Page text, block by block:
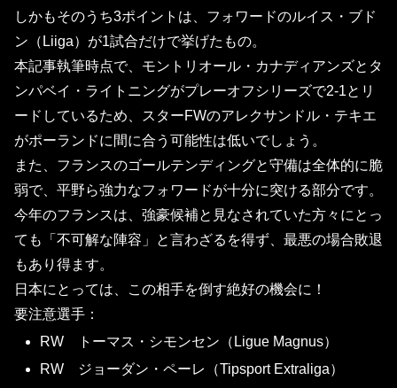
しかもそのうち3ポイントは、フォワードのルイス・ブド
ン（Liiga）が1試合だけで挙げたもの。
本記事執筆時点で、モントリオール・カナディアンズとタ
ンパベイ・ライトニングがプレーオフシリーズで2-1とリ
ードしているため、スターFWのアレクサンドル・テキエ
がポーランドに間に合う可能性は低いでしょう。
また、フランスのゴールテンディングと守備は全体的に脆
弱で、平野ら強力なフォワードが十分に突ける部分です。
今年のフランスは、強豪候補と見なされていた方々にとっ
ても「不可解な陣容」と言わざるを得ず、最悪の場合敗退
もあり得ます。
日本にとっては、この相手を倒す絶好の機会に！
要注意選手：
RW トーマス・シモンセン（Ligue Magnus）
RW ジョーダン・ペーレ（Tipsport Extraliga）